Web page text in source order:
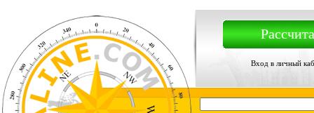
Вход в личный